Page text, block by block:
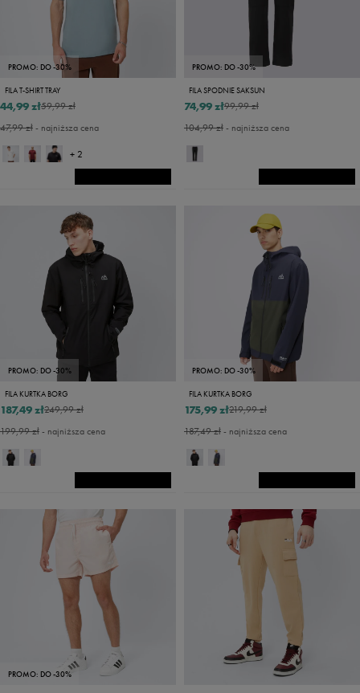
PROMO: DO -30%
FILA T-SHIRT TRAY
59,99 zł
44,99 zł
47,99 zł- najniższa cena
+ 2
PROMO: DO -30%
FILA SPODNIE SAKSUN
99,99 zł
74,99 zł
104,99 zł- najniższa cena
PROMO: DO -30%
FILA KURTKA BORG
249,99 zł
187,49 zł
199,99 zł- najniższa cena
PROMO: DO -30%
FILA KURTKA BORG
219,99 zł
175,99 zł
187,49 zł- najniższa cena
PROMO: DO -30%